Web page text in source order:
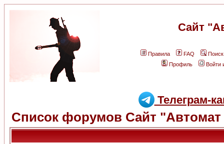
Сайт
Правила FAQ
Поиск
Профиль
Войти
Телеграм-
Список форумов Сайт "Автомат